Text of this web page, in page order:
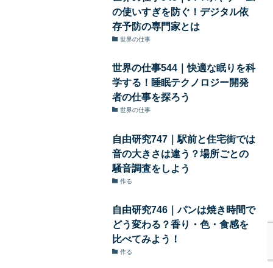
の使いすぎを防ぐ！デジタル依
存予防の専門家とは
世界の仕事
世界の仕事544｜快適な眠りを科
学する！睡眠テクノロジー開発
者の仕事を探ろう
世界の仕事
自由研究747｜駅前と住宅街では
音の大きさは違う？場所ごとの
騒音調査をしよう
作る
自由研究746｜パンは焼き時間で
どう変わる？香り・色・食感を
比べてみよう！
作る